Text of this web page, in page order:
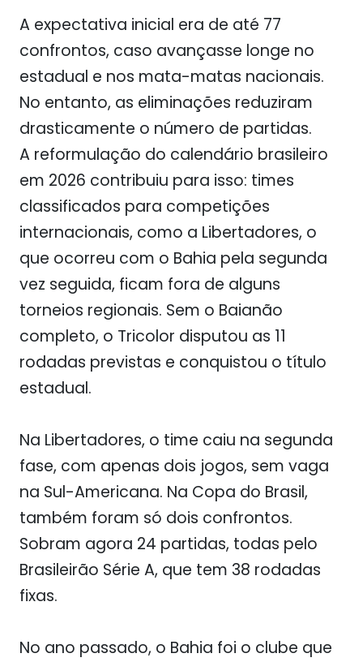
A expectativa inicial era de até 77
confrontos, caso avançasse longe no
estadual e nos mata-matas nacionais.
No entanto, as eliminações reduziram
drasticamente o número de partidas.
A reformulação do calendário brasileiro
em 2026 contribuiu para isso: times
classificados para competições
internacionais, como a Libertadores, o
que ocorreu com o Bahia pela segunda
vez seguida, ficam fora de alguns
torneios regionais. Sem o Baianão
completo, o Tricolor disputou as 11
rodadas previstas e conquistou o título
estadual.
Na Libertadores, o time caiu na segunda
fase, com apenas dois jogos, sem vaga
na Sul-Americana. Na Copa do Brasil,
também foram só dois confrontos.
Sobram agora 24 partidas, todas pelo
Brasileirão Série A, que tem 38 rodadas
fixas.
No ano passado, o Bahia foi o clube que